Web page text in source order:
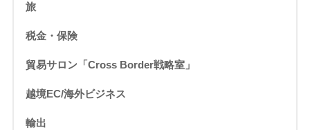
旅
税金・保険
貿易サロン「Cross Border戦略室」
越境EC/海外ビジネス
輸出